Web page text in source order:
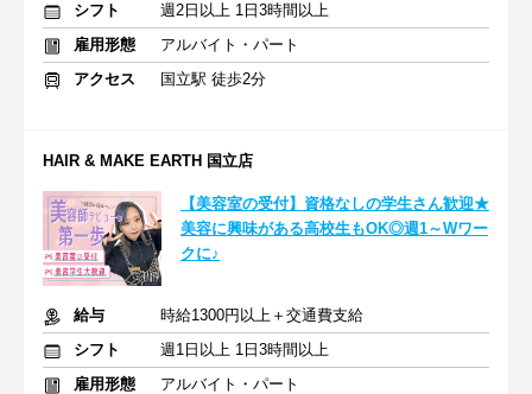
シフト
週2日以上 1日3時間以上
雇用形態
アルバイト・パート
アクセス
国立駅 徒歩2分
HAIR & MAKE EARTH 国立店
【美容室の受付】資格なしの学生さん歓迎★
美容に興味がある高校生もOK◎週1～Wワー
クに♪
給与
時給1300円以上＋交通費支給
シフト
週1日以上 1日3時間以上
雇用形態
アルバイト・パート